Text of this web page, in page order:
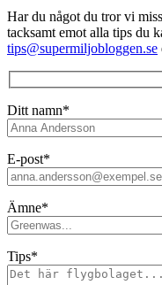
Har du något du tror vi
tacksamt emot alla tips du
tips@supermiljobloggen.se
Ditt namn*
E-post*
Ämne*
Tips*